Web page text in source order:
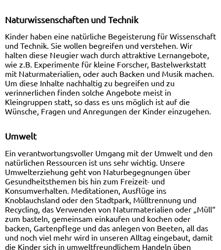
Naturwissenschaften und Technik
Kinder haben eine natürliche Begeisterung für Wissenschaft
und Technik. Sie wollen begreifen und verstehen. Wir
halten diese Neugier wach durch attraktive Lernangebote,
wie z.B. Experimente für kleine Forscher, Bastelwerkstatt
mit Naturmaterialien, oder auch Backen und Musik machen.
Um diese Inhalte nachhaltig zu begreifen und zu
verinnerlichen finden solche Angebote meist in
Kleingruppen statt, so dass es uns möglich ist auf die
Wünsche, Fragen und Anregungen der Kinder einzugehen.
Umwelt
Ein verantwortungsvoller Umgang mit der Umwelt und den
natürlichen Ressourcen ist uns sehr wichtig. Unsere
Umwelterziehung geht von Naturbegegnungen über
Gesundheitsthemen bis hin zum Freizeit- und
Konsumverhalten. Meditationen, Ausflüge ins
Knoblauchsland oder den Stadtpark, Mülltrennung und
Recycling, das Verwenden von Naturmaterialien oder „Müll“
zum basteln, gemeinsam einkaufen und kochen oder
backen, Gartenpflege und das anlegen von Beeten, all das
und noch viel mehr wird in unseren Alltag eingebaut, damit
die Kinder sich in umweltfreundlichem Handeln üben